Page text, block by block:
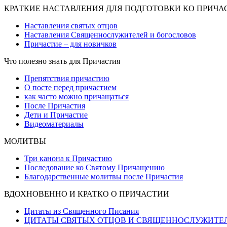
КРАТКИЕ НАСТАВЛЕНИЯ ДЛЯ ПОДГОТОВКИ КО
Наставления святых отцов
Наставления Священнослужителей и богословов
Причастие – для новичков
Что полезно знать для Причастия
Препятствия причастию
О посте перед причастием
как часто можно причащаться
После Причастия
Дети и Причастие
Видеоматериалы
МОЛИТВЫ
Три канона к Причастию
Последование ко Святому Причащению
Благодарственные молитвы после Причастия
ВДОХНОВЕННО И КРАТКО О ПРИЧАСТИИ
Цитаты из Священного Писания
ЦИТАТЫ СВЯТЫХ ОТЦОВ И